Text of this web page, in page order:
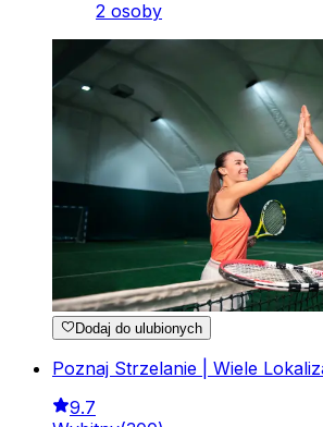
2 osoby
Dodaj do ulubionych
Poznaj Strzelanie | Wiele
9.7